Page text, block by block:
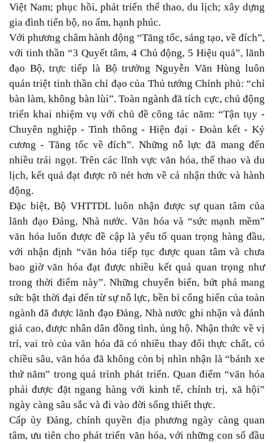
Việt Nam; phục hồi, phát triển thể thao, du lịch; xây dựng
gia đình tiến bộ, no ấm, hạnh phúc.
Với phương châm hành động “Tăng tốc, sáng tạo, về đích”,
với tinh thần “3 Quyết tâm, 4 Chủ động, 5 Hiệu quả”, lãnh
đạo Bộ, trực tiếp là Bộ trưởng Nguyễn Văn Hùng luôn
quán triệt tinh thần chỉ đạo của Thủ tướng Chính phủ: “chỉ
bàn làm, không bàn lùi”. Toàn ngành đã tích cực, chủ động
triển khai nhiệm vụ với chủ đề công tác năm: “Tận tụy -
Chuyên nghiệp - Tinh thông - Hiện đại - Đoàn kết - Kỷ
cương - Tăng tốc về đích”. Những nỗ lực đã mang đến
nhiều trái ngọt. Trên các lĩnh vực văn hóa, thể thao và du
lịch, kết quả đạt được rõ nét hơn về cả nhận thức và hành
động.
Đặc biệt, Bộ VHTTDL luôn nhận được sự quan tâm của
lãnh đạo Đảng, Nhà nước. Văn hóa và “sức mạnh mềm”
văn hóa luôn được đề cập là yếu tố quan trọng hàng đầu,
với nhận định “văn hóa tiếp tục được quan tâm và chưa
bao giờ văn hóa đạt được nhiều kết quả quan trọng như
trong thời điểm này”. Những chuyển biến, bứt phá mang
sức bật thời đại đến từ sự nỗ lực, bền bỉ cống hiến của toàn
ngành đã được lãnh đạo Đảng, Nhà nước ghi nhận và đánh
giá cao, được nhân dân đồng tình, ủng hộ. Nhận thức về vị
trí, vai trò của văn hóa đã có nhiều thay đổi thực chất, có
chiều sâu, văn hóa đã không còn bị nhìn nhận là “bánh xe
thứ năm” trong quá trình phát triển. Quan điểm “văn hóa
phải được đặt ngang hàng với kinh tế, chính trị, xã hội”
ngày càng sâu sắc và đi vào đời sống thiết thực.
Cấp ủy Đảng, chính quyền địa phương ngày càng quan
tâm, ưu tiên cho phát triển văn hóa, với những con số đầu